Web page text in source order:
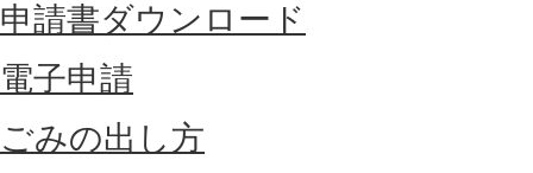
申請書ダウンロード
電子申請
ごみの出し方